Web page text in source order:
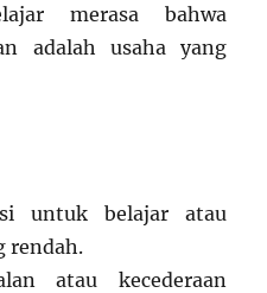
merasa bahwa
adalah usaha yang
untuk belajar atau
rendah.
atau kecederaan